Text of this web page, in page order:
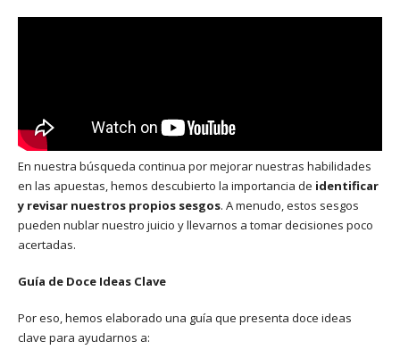
En nuestra búsqueda continua por mejorar nuestras habilidades
en las apuestas, hemos descubierto la importancia de identificar
y revisar nuestros propios sesgos. A menudo, estos sesgos
pueden nublar nuestro juicio y llevarnos a tomar decisiones poco
acertadas.
Guía de Doce Ideas Clave
Por eso, hemos elaborado una guía que presenta doce ideas
clave para ayudarnos a: